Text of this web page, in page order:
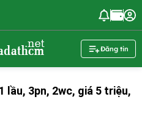
Đăng tin
lầu, 3pn, 2wc, giá 5 triệu,